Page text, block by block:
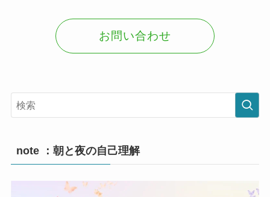
お問い合わせ
note ：朝と夜の自己理解